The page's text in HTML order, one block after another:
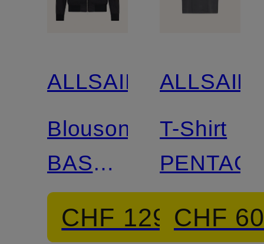
ALLSAINTS
Blouson
BASSETT
zum
Wenden
CHF 129
T-Shirt
CHF